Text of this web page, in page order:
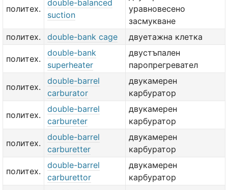
политех.
double-balanced
suction
уравновесено
засмукване
политех.
double-bank cage двуетажна клетка
политех.
double-bank
superheater
двустъпален
паропрегревател
политех.
double-barrel
carburator
двукамерен
карбуратор
политех.
double-barrel
carbureter
двукамерен
карбуратор
политех.
double-barrel
carburetter
двукамерен
карбуратор
политех.
double-barrel
carburettor
двукамерен
карбуратор